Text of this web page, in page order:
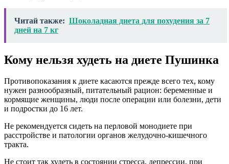
Читай также: Шоколадная диета для похудения за 7
дней на 7 кг
Кому нельзя худеть на диете Пушинка
Противопоказания к диете касаются прежде всего тех, кому
нужен разнообразный, питательный рацион: беременные и
кормящие женщины, люди после операции или болезни, дети
и подростки до 16 лет.
Не рекомендуется сидеть на перловой монодиете при
расстройстве и патологии органов желудочно-кишечного
тракта.
Не стоит так худеть в состоянии стресса, депрессии, при